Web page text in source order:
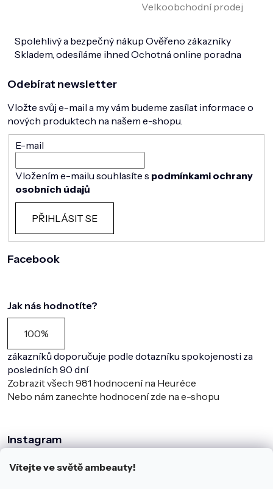
Vítejte ve světě ambeauty!
Velkoobchodní prodej
Spolehlivý a bezpečný nákup Ověřeno zákazníky
Skladem, odesíláme ihned Ochotná online poradna
Odebírat newsletter
Vložte svůj e-mail a my vám budeme zasílat informace o
nových produktech na našem e-shopu.
E-mail
Vložením e-mailu souhlasíte s podmínkami ochrany
osobních údajů
PŘIHLÁSIT SE
Facebook
Jak nás hodnotíte?
100%
zákazníků doporučuje podle dotazníku spokojenosti za
posledních 90 dní
Zobrazit všech 981 hodnocení na Heuréce
Nebo nám zanechte hodnocení zde na e-shopu
Instagram